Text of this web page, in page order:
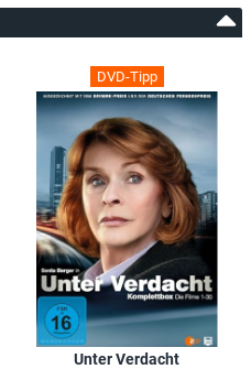
DVD-Tipp
Unter Verdacht